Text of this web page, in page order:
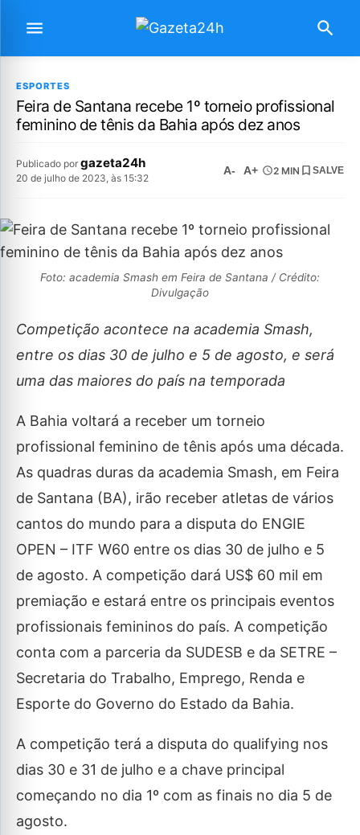
ESPORTES
Feira de Santana recebe 1º torneio profissional
feminino de tênis da Bahia após dez anos
Publicado por gazeta24h
20 de julho de 2023, às 15:32
A- A+ 2 MIN SALVE
Foto: academia Smash em Feira de Santana / Crédito:
Divulgação
Competição acontece na academia Smash,
entre os dias 30 de julho e 5 de agosto, e será
uma das maiores do país na temporada
A Bahia voltará a receber um torneio
profissional feminino de tênis após uma década.
As quadras duras da academia Smash, em Feira
de Santana (BA), irão receber atletas de vários
cantos do mundo para a disputa do ENGIE
OPEN – ITF W60 entre os dias 30 de julho e 5
de agosto. A competição dará US$ 60 mil em
premiação e estará entre os principais eventos
profissionais femininos do país. A competição
conta com a parceria da SUDESB e da SETRE –
Secretaria do Trabalho, Emprego, Renda e
Esporte do Governo do Estado da Bahia.
A competição terá a disputa do qualifying nos
dias 30 e 31 de julho e a chave principal
começando no dia 1º com as finais no dia 5 de
agosto.